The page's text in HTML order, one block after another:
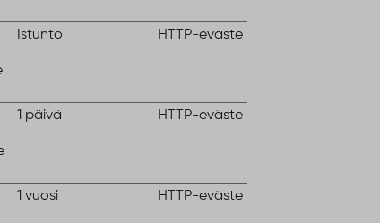
Istunto HTTP-eväste
1 päivä HTTP-eväste
1 vuosi HTTP-eväste